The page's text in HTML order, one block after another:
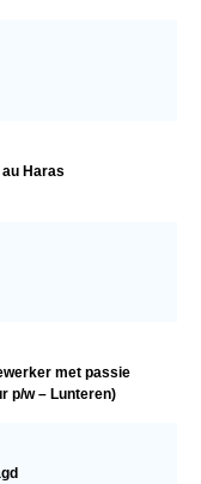
au Haras
met passie
p/w – Lunteren)